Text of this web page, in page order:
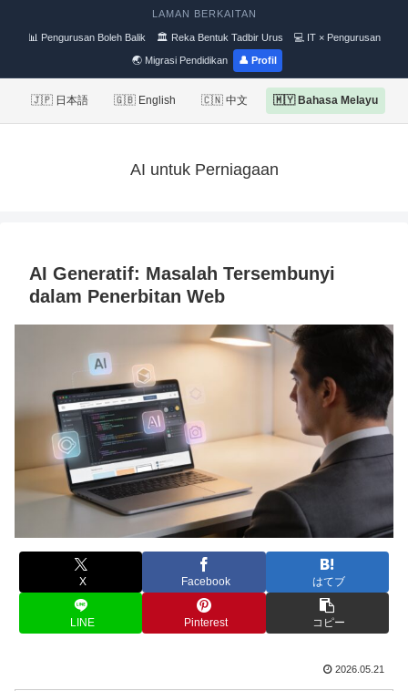
LAMAN BERKAITAN
📊 Pengurusan Boleh Balik 🏛 Reka Bentuk Tadbir Urus 💻 IT × Pengurusan
🌏 Migrasi Pendidikan 👤 Profil
🇯🇵 日本語 🇬🇧 English 🇨🇳 中文 🇲🇾 Bahasa Melayu
AI untuk Perniagaan
AI Generatif: Masalah Tersembunyi
dalam Penerbitan Web
X Facebook はてブ
LINE Pinterest コピー
2026.05.21